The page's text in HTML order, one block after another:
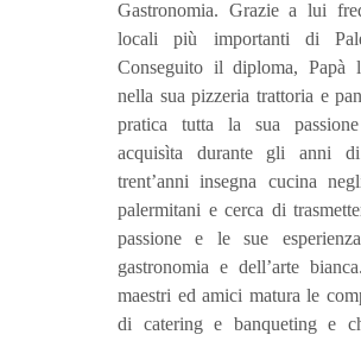
Gastronomia. Grazie a lui
locali più importanti di
Conseguito il diploma, Papà
nella sua pizzeria trattoria e
pratica tutta la sua
acquisìta durante gli anni
trent’anni insegna cucina
palermitani e cerca di
passione e le sue
gastronomia e dell’arte
maestri ed amici matura le
di catering e banqueting e